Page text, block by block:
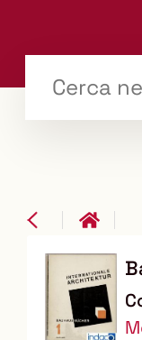
il tuo libro
del